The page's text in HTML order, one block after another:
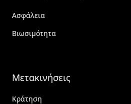
Ασφάλεια
Βιωσιμότητα
Μετακινήσεις
Κράτηση